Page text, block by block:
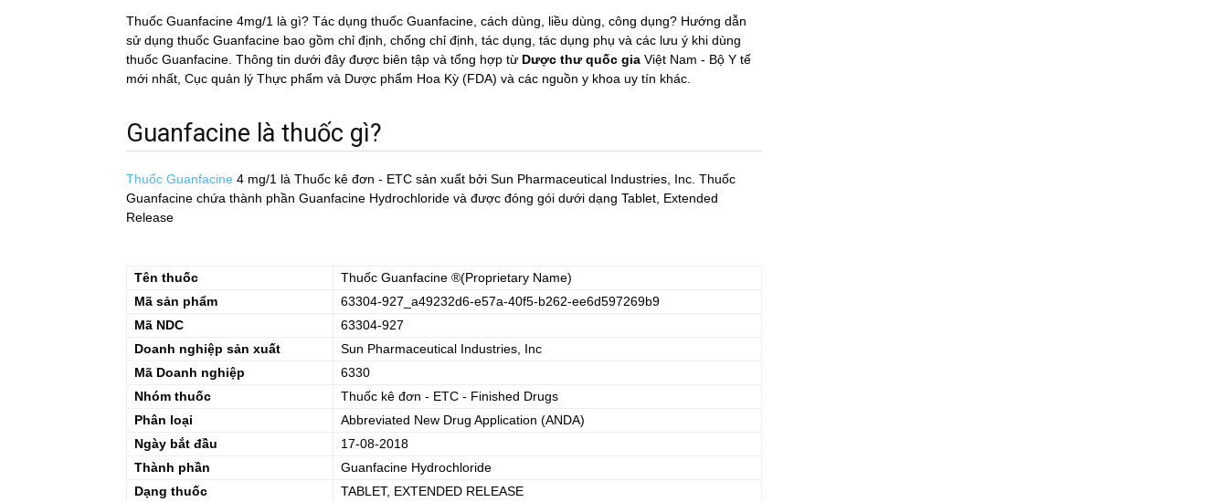
Thuốc Guanfacine 4mg/1 là gì? Tác dụng thuốc Guanfacine, cách dùng, liều dùng, công dụng? Hướng dẫn
sử dụng thuốc Guanfacine bao gồm chỉ định, chống chỉ định, tác dụng, tác dụng phụ và các lưu ý khi dùng
thuốc Guanfacine. Thông tin dưới đây được biên tập và tổng hợp từ Dược thư quốc gia Việt Nam - Bộ Y tế
mới nhất, Cục quản lý Thực phẩm và Dược phẩm Hoa Kỳ (FDA) và các nguồn y khoa uy tín khác.
Guanfacine là thuốc gì?
Thuốc Guanfacine 4 mg/1 là Thuốc kê đơn - ETC sản xuất bởi Sun Pharmaceutical Industries, Inc. Thuốc
Guanfacine chứa thành phần Guanfacine Hydrochloride và được đóng gói dưới dạng Tablet, Extended
Release
Tên thuốc Thuốc Guanfacine ®(Proprietary Name)
Mã sản phẩm
63304-927_a49232d6-e57a-40f5-b262-ee6d597269b9
Mã NDC
63304-927
Doanh nghiệp sản xuất
Sun Pharmaceutical Industries, Inc
Mã Doanh nghiệp
6330
Nhóm thuốc
Thuốc kê đơn - ETC - Finished Drugs
Phân loại
Abbreviated New Drug Application (ANDA)
Ngày bắt đầu
17-08-2018
Thành phần
Guanfacine Hydrochloride
Dạng thuốc
TABLET, EXTENDED RELEASE